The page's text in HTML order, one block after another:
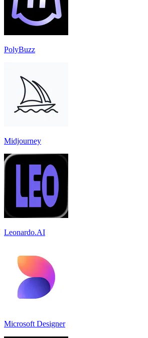
PolyBuzz
Midjourney
Leonardo.AI
Microsoft Designer